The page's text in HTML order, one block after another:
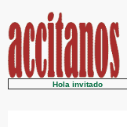
Hola invitado